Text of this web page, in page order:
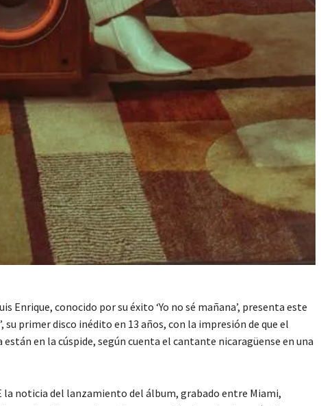
Enrique, conocido por su éxito ‘Yo no sé mañana’, presenta este
su primer disco inédito en 13 años, con la impresión de que el
en la cúspide, según cuenta el cantante nicaragüense en una
la noticia del lanzamiento del álbum, grabado entre Miami,